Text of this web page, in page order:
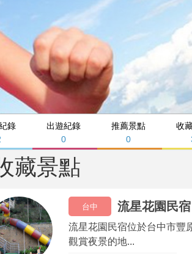
錄
出遊紀錄
0
推薦景點
0
收
藏景點
台中 流星花園民宿
流星花園民宿位於台中市豐
觀賞夜景的地...